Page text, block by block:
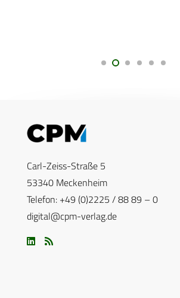
Carl-Zeiss-Straße 5
53340 Meckenheim
Telefon: +49 (0)2225 / 88 89 – 0
digital@cpm-verlag.de